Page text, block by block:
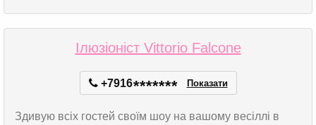
Ілюзіоніст Vittorio Falcone
+7916******* Показати
Здивую всіх гостей своїм шоу на вашому весіллі в